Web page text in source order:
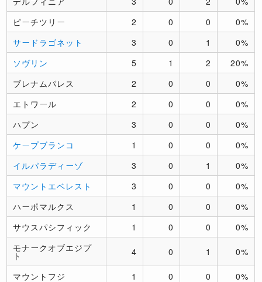
ピーチツリー
2 0 0
0%
サードラゴネット
3 0 1
0%
ソヴリン
5 1 2
20%
ブレナムパレス
2 0 0
0%
エトワール
2 0 0
0%
ハプン
3 0 0
0%
ケープブランコ
1 0 0
0%
イルパラディーゾ
3 0 1
0%
マウントエベレスト
3 0 0
0%
ハーポマルクス
1 0 0
0%
サウスパシフィック
1 0 0
0%
モナークオブエジプ
ト 4 0 1 0%
マウントフジ 1 0 0 0%